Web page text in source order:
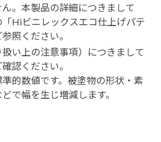
。本製品の詳細につきまして
Hiビニレックスエコ仕上げパテ
照ください。
い上の注意事項）につきまして
認ください。
的数値です。被塗物の形状・素
で幅を生じ増減します。